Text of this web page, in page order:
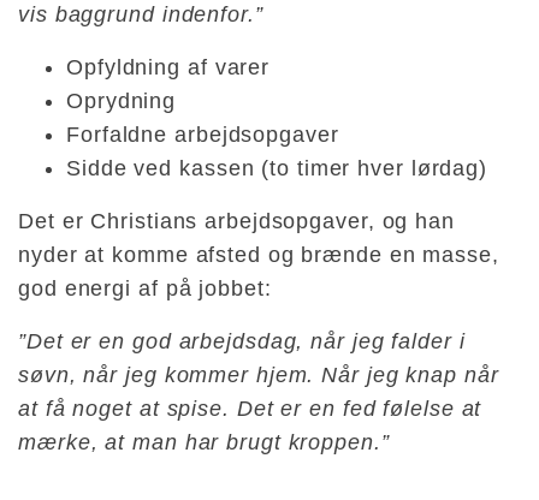
vis baggrund indenfor.”
Opfyldning af varer
Oprydning
Forfaldne arbejdsopgaver
Sidde ved kassen (to timer hver lørdag)
Det er Christians arbejdsopgaver, og han
nyder at komme afsted og brænde en masse,
god energi af på jobbet:
”Det er en god arbejdsdag, når jeg falder i
søvn, når jeg kommer hjem. Når jeg knap når
at få noget at spise. Det er en fed følelse at
mærke, at man har brugt kroppen.”